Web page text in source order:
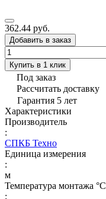
362.44 руб.
Добавить в заказ
Купить в 1 клик
Под заказ
Рассчитать доставку
Гарантия 5 лет
Характеристики
Производитель
:
СПКБ Техно
Единица измерения
:
м
Температура монтажа °C
: